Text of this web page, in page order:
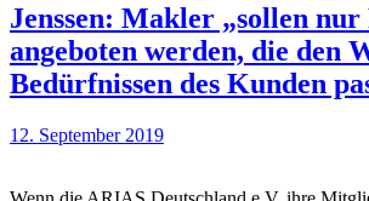
Jenssen: Makler „sollen
angeboten werden, die den
Bedürfnissen des Kunden
12. September 2019